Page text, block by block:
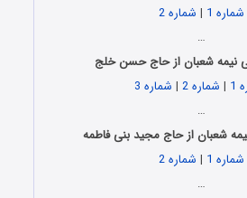
شماره 1
| شماره 2
…
نیمه شعبان از حاج حسن خلج
1
| شماره 2 | شماره 3
…
شعبان از حاج مجید بنی فاطمه
شماره 1
| شماره 2
…